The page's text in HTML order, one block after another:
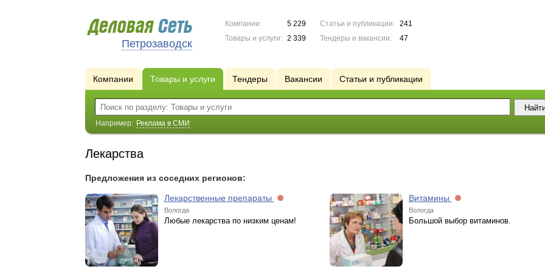
Петрозаводск
Компании:
5 229
Товары и услуги:
2 339
Статьи и публикации:
241
Тендеры и вакансии:
47
Компании Товары и услуги Тендеры Вакансии Статьи и публикации
Например: Реклама в СМИ
Лекарства
Предложения из соседних регионов:
Лекарственные препараты
Вологда
Любые лекарства по низким ценам!
Витамины
Вологда
Большой выбор витаминов.